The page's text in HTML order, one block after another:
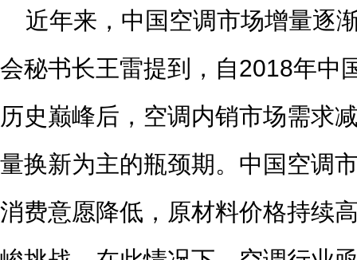
近年来，中国空调市场增量逐
会秘书长王雷提到，自2018年中
历史巅峰后，空调内销市场需求
量换新为主的瓶颈期。中国空调
消费意愿降低，原材料价格持续